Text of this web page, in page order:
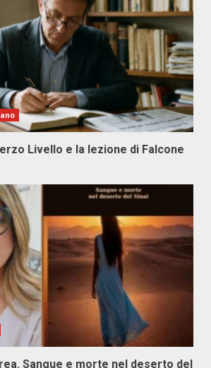
Livello e la lezione di Falcone
Sangue e morte nel deserto del